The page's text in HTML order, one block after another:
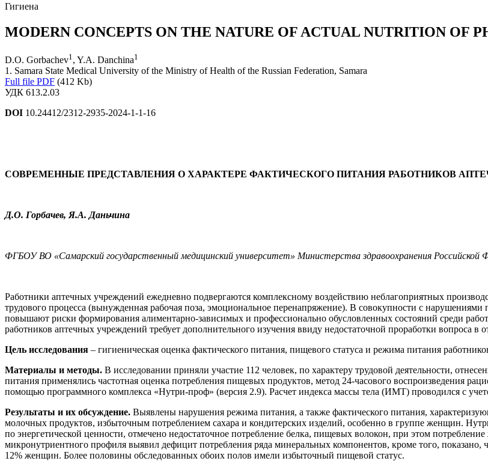
Гигиена
MODERN CONCEPTS ON THE NATURE OF ACTUAL NUTRITION OF
D.O. Gorbachev1 , Y.A. Danchina1
1. Samara State Medical University of the Ministry of Health of the Russian Federation, Samara
Full file PDF (412 Kb)
УДК 613.2.03
DOI 10.24412/2312-2935-2024-1-1-16
СОВРЕМЕННЫЕ ПРЕДСТАВЛЕНИЯ О ХАРАКТЕРЕ ФАКТИЧЕСКОГО ПИТАНИЯ РАБОТНИКОВ
Д.О. Горбачев, Я.А. Даньчина
ФГБОУ ВО «Самарский государственный медицинский университет» Министерства здравоохранения Российской
Работники аптечных учреждений ежедневно подвергаются комплексному воздействию неблагоприятных
трудового процесса (вынужденная рабочая поза, эмоциональное перенапряжение). В совокупности с
повышают риски формирования алиментарно-зависимых и профессионально обусловленных состояний среди
работников аптечных учреждений требует дополнительного изучения ввиду недостаточной проработки вопроса в
Цель исследования – гигиеническая оценка фактического питания, пищевого статуса и режима питания
Материалы и методы. В исследовании приняли участие 112 человек, по характеру трудовой деятельности,
питания применялись частотная оценка потребления пищевых продуктов, метод 24-часового воспроизведения
помощью программного комплекса «Нутри-проф» (версия 2.9). Расчет индекса массы тела (ИМТ) проводился с
Результаты и их обсуждение. Выявлены нарушения режима питания, а также фактического питания,
молочных продуктов, избыточным потреблением сахара и кондитерских изделий, особенно в группе женщин.
по энергетической ценности, отмечено недостаточное потребление белка, пищевых волокон, при этом
микронутриентного профиля выявил дефицит потребления ряда минеральных компонентов, кроме того,
12% женщин. Более половины обследованных обоих полов имели избыточный пищевой статус.